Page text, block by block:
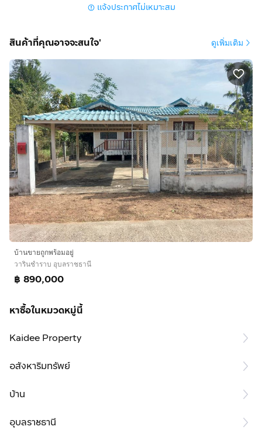
แจ้งประกาศไม่เหมาะสม
สินค้าที่คุณอาจจะสนใจ' ดูเพิ่มเติม
บ้านขายถูกพร้อมอยู่
วารินชำราบ อุบลราชธานี
฿ 890,000
หาซื้อในหมวดหมู่นี้
Kaidee Property
อสังหาริมทรัพย์
บ้าน
อุบลราชธานี